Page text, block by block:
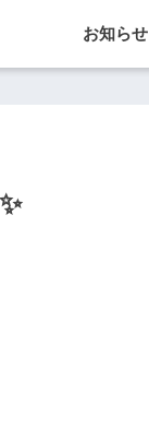
お知らせ